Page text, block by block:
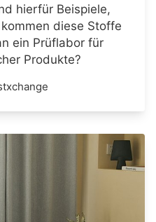
hierfür Beispiele,
diese Stoffe
ein Prüflabor für
Produkte?